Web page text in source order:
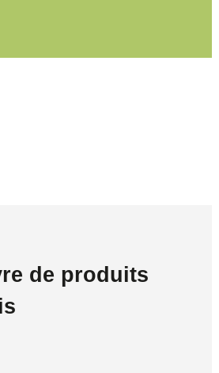
de produits